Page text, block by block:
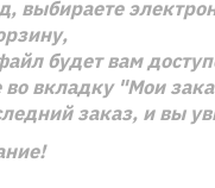
выбираете
будет вам
во вкладку "Мои
заказ, и вы